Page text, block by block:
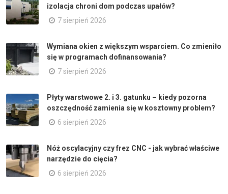
izolacja chroni dom podczas upałów?
7 sierpień 2026
Wymiana okien z większym wsparciem. Co zmieniło
się w programach dofinansowania?
7 sierpień 2026
Płyty warstwowe 2. i 3. gatunku – kiedy pozorna
oszczędność zamienia się w kosztowny problem?
6 sierpień 2026
Nóż oscylacyjny czy frez CNC - jak wybrać właściwe
narzędzie do cięcia?
6 sierpień 2026